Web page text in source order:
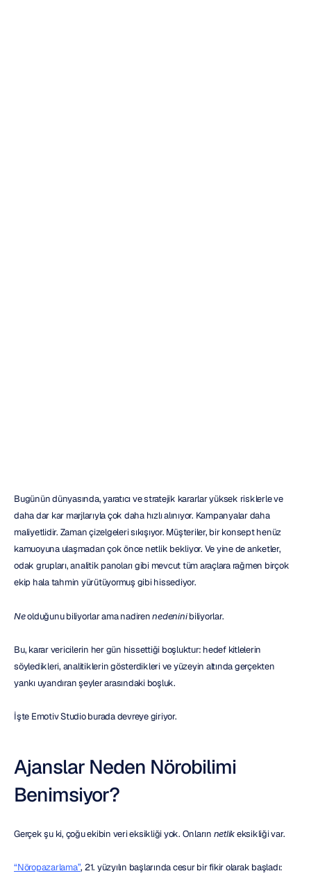
Bugünün dünyasında, yaratıcı ve stratejik kararlar yüksek risklerle ve
daha dar kar marjlarıyla çok daha hızlı alınıyor. Kampanyalar daha
maliyetlidir. Zaman çizelgeleri sıkışıyor. Müşteriler, bir konsept henüz
kamuoyuna ulaşmadan çok önce netlik bekliyor. Ve yine de anketler,
odak grupları, analitik panoları gibi mevcut tüm araçlara rağmen birçok
ekip hala tahmin yürütüyormuş gibi hissediyor.
Ne olduğunu biliyorlar ama nadiren nedenini biliyorlar.
Bu, karar vericilerin her gün hissettiği boşluktur: hedef kitlelerin
söyledikleri, analitiklerin gösterdikleri ve yüzeyin altında gerçekten
yankı uyandıran şeyler arasındaki boşluk.
İşte Emotiv Studio burada devreye giriyor.
Ajanslar Neden Nörobilimi
Benimsiyor?
Gerçek şu ki, çoğu ekibin veri eksikliği yok. Onların netlik eksikliği var.
“Nöropazarlama”, 21. yüzyılın başlarında cesur bir fikir olarak başladı: